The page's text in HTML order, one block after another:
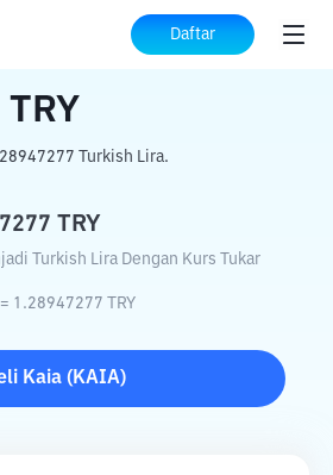
Daftar
TRY
TRY
Turkish Lira.
TRY
Turkish Lira Dengan Kurs Tukar
= 1.28947277 TRY
Kaia ( KAIA)